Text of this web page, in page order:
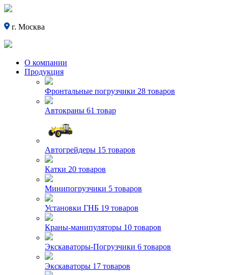
г. Москва
О компании
Продукция
Фронтальные погрузчики 28 товаров
Автокраны 61 товар
Автогрейдеры 15 товаров
Катки 20 товаров
Минипогрузчики 5 товаров
Установки ГНБ 19 товаров
Краны-манипуляторы 10 товаров
Экскаваторы-Погрузчики 6 товаров
Экскаваторы 17 товаров